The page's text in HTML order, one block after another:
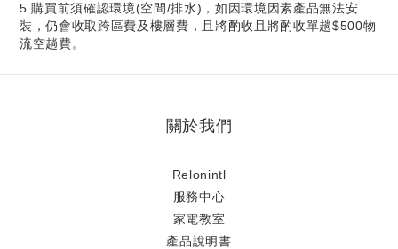
5.購買前須確認環境(空間/排水)，如因環境因素產品無法安
裝，仍會收取跨區費及樓層費，且將酌收且將酌收單趟$500物
流空趟費。
關於我們
Relonintl
服務中心
家電教室
產品說明書